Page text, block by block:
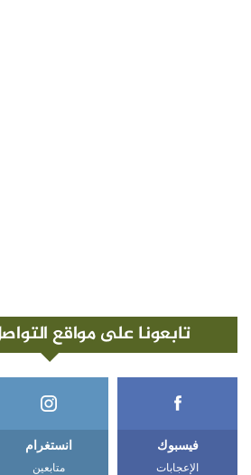
تابعونا على مواقع
فيسبوك
الإعجابات
انستغرام
متابعين